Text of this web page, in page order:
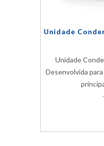
Unidade
Unidade
Desenvolvida